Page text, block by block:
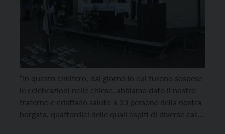
“In questo cimitero, dal giorno in cui furono sospese
le celebrazioni nelle chiese, abbiamo dato il nostro
fraterno e cristiano saluto a 33 persone della nostra
borgata, quattordici delle quali ospiti di diverse case